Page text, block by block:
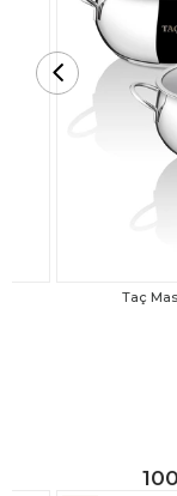
Taç Carabella